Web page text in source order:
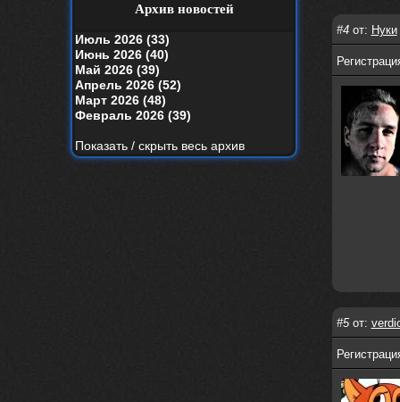
your window вышел
nеrvous_dеvil
Альбом года баста/гуф
Alternativshik_6
https://www.youtube.com/watch?v=k
yHesI7AYKg
зашел на сайт спустя 10 лет, почитал
Архив новостей
Июль 2026 (33)
Июнь 2026 (40)
Май 2026 (39)
Апрель 2026 (52)
Март 2026 (48)
Февраль 2026 (39)
Показать / скрыть весь архив
#4от: Нуки
#5от: